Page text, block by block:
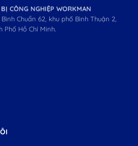
CÔNG NGHIỆP WORKMAN
Chuẩn 62, khu phố Bình Thuận 2,
Phố Hồ Chí Minh.